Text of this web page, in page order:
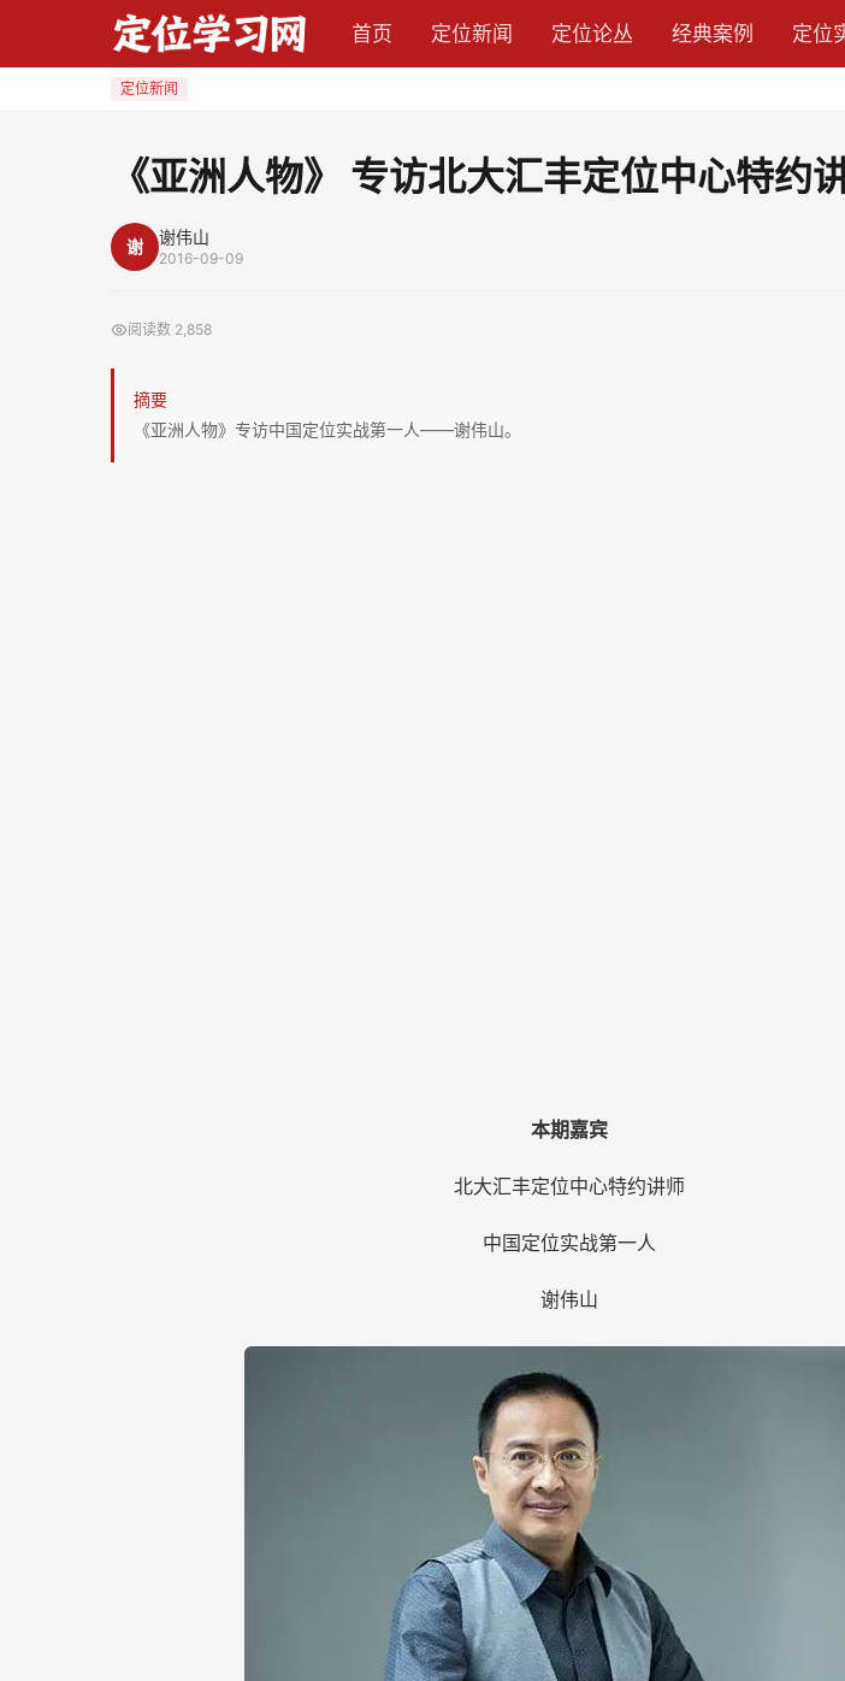
首页 定位新闻 定位论丛 经典案例 定位
定位新闻
《亚洲人物》 专访北大汇丰定位中心特约
谢 谢伟山
2016-09-09
阅读数 2,858
摘要
《亚洲人物》专访中国定位实战第一人——谢伟山。
本期嘉宾
北大汇丰定位中心特约讲师
中国定位实战第一人
谢伟山